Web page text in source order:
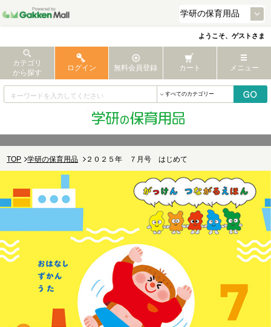
ようこそ、ゲストさま
カテゴリ
から探す
ログイン 無料会員登録 カート メニュー
TOP 学研の保育用品 ２０２５年 ７月号 はじめて